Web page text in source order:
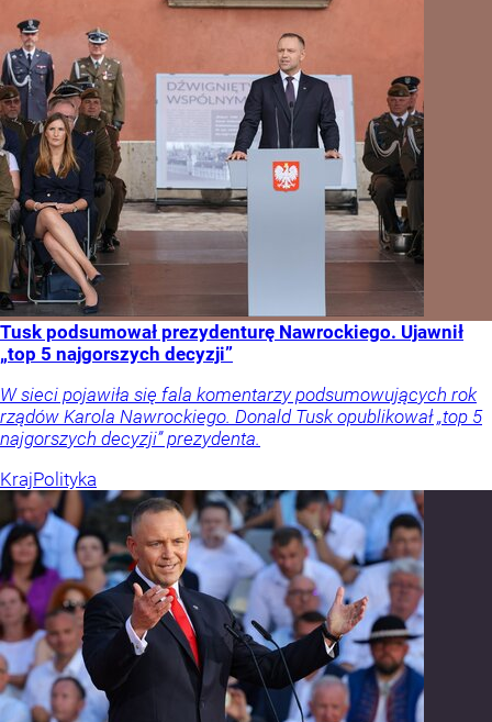
Tusk podsumował prezydenturę Nawrockiego. Ujawnił
„top 5 najgorszych decyzji”
W sieci pojawiła się fala komentarzy podsumowujących rok
rządów Karola Nawrockiego. Donald Tusk opublikował „top 5
najgorszych decyzji” prezydenta.
KrajPolityka